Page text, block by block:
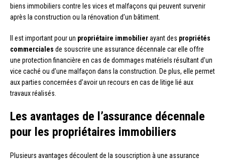
biens immobiliers contre les vices et malfaçons qui peuvent survenir
après la construction ou la rénovation d’un bâtiment.
Il est important pour un propriétaire immobilierayant des propriétés
commerciales de souscrire une assurance décennale car elle offre
une protection financière en cas de dommages matériels résultant d’un
vice caché ou d’une malfaçon dans la construction. De plus, elle permet
aux parties concernées d’avoir un recours en cas de litige lié aux
travaux réalisés.
Les avantages de l’assurance décennale
pour les propriétaires immobiliers
Plusieurs avantages découlent de la souscription à une assurance